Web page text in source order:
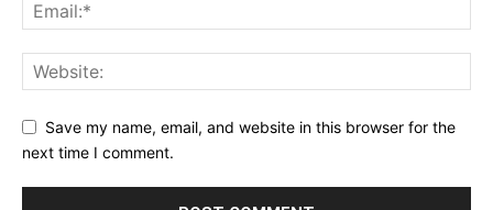
Save my name, email, and website in this browser for the
next time I comment.